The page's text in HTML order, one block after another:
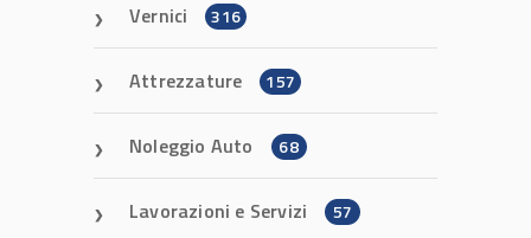
Vernici 316
Attrezzature 157
Noleggio Auto 68
Lavorazioni e Servizi 57